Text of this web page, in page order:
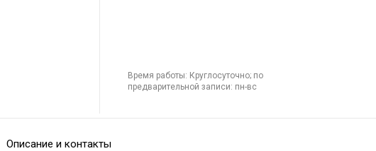
Время работы: Круглосуточно; по
предварительной записи: пн-вс
Описание и контакты